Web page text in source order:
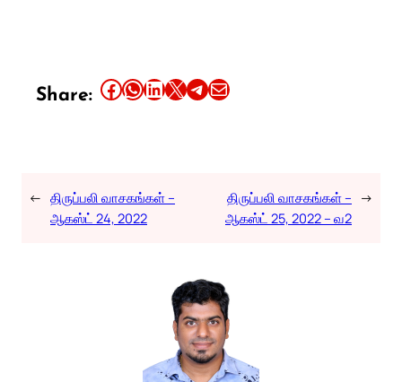
Share: Share this article on Facebook Share this article on WhatsApp Share this article on LinkedIn Share this article on X Share this article on TelegramEmail this Article
← திருப்பலி வாசகங்கள் –
ஆகஸ்ட் 24, 2022
திருப்பலி வாசகங்கள் –
ஆகஸ்ட் 25, 2022 – வ2
→